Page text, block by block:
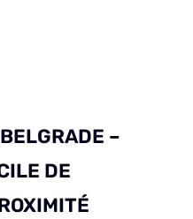
–
DE